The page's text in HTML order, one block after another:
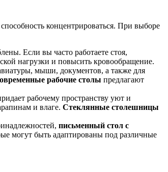
концентрироваться. При выборе
Если вы часто работаете стоя,
нагрузки и повысить кровообращение.
мыши, документов, а также для
рабочие столы предлагают
рабочему пространству уют и
и влаге. Стеклянные столешницы
письменный стол с
могут быть адаптированы под различные